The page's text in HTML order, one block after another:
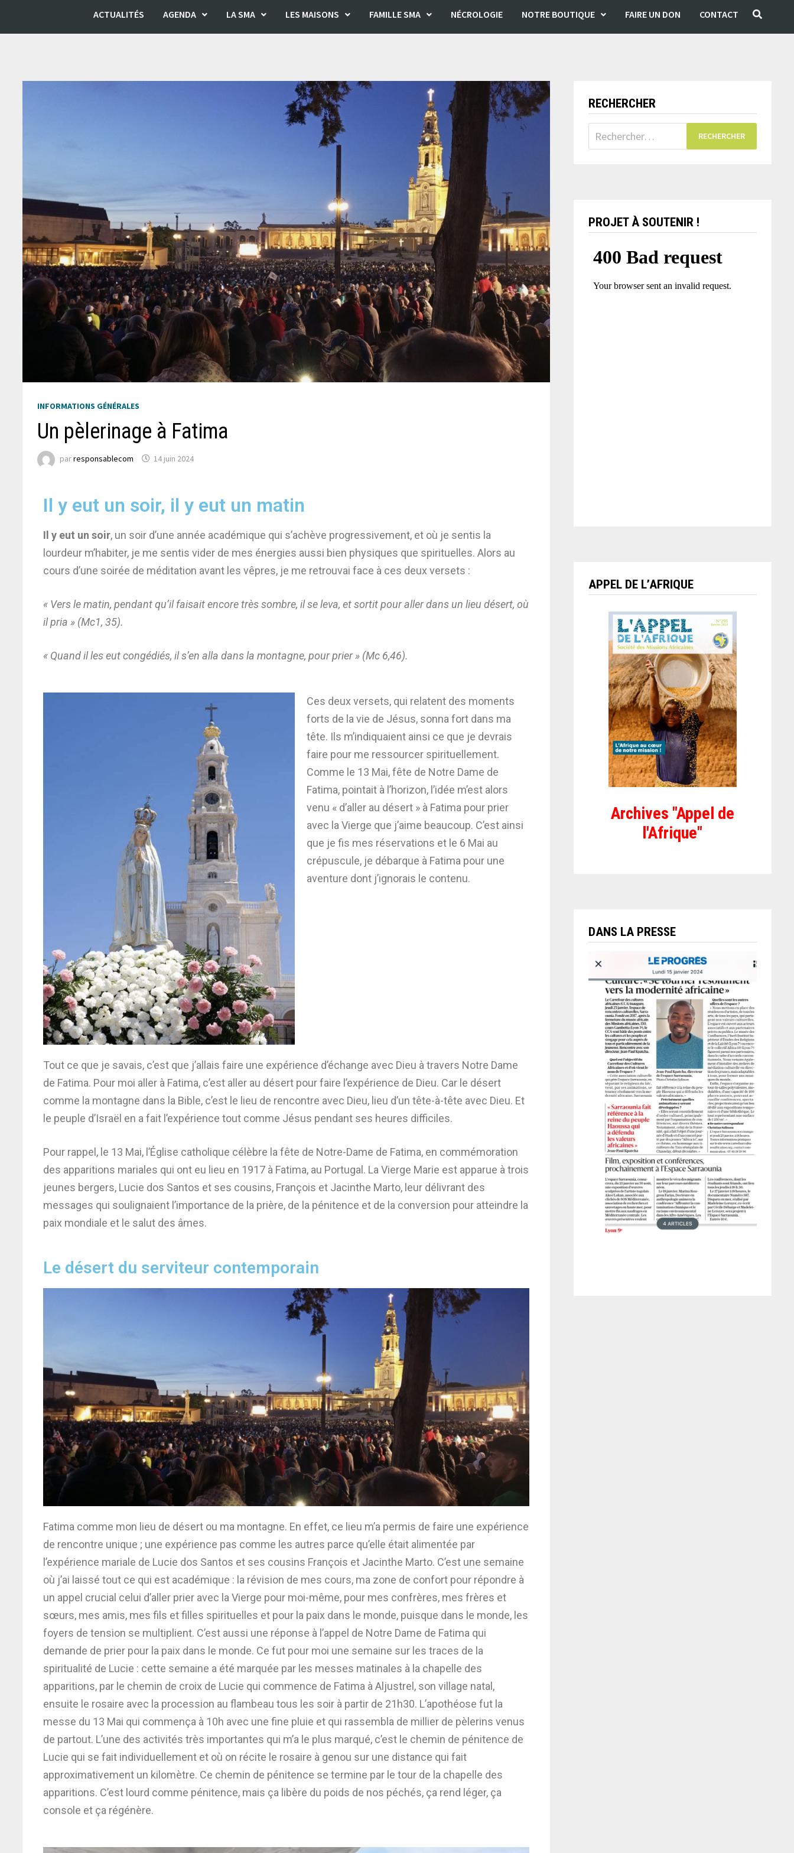
ACTUALITÉS AGENDA LA SMA LES MAISONS FAMILLE SMA NÉCROLOGIE NOTRE BOUTIQUE FAIRE UN DON CONTACT
INFORMATIONS GÉNÉRALES
Un pèlerinage à Fatima
parresponsablecom 14 juin 2024
Il y eut un soir, il y eut un matin
Il y eut un soir, un soir d’une année académique qui s’achève progressivement, et où je sentis la
lourdeur m’habiter, je me sentis vider de mes énergies aussi bien physiques que spirituelles. Alors au
cours d’une soirée de méditation avant les vêpres, je me retrouvai face à ces deux versets :
« Vers le matin, pendant qu’il faisait encore très sombre, il se leva, et sortit pour aller dans un lieu désert, où
il pria » (Mc1, 35).
« Quand il les eut congédiés, il s’en alla dans la montagne, pour prier » (Mc 6,46).
Ces deux versets, qui relatent des moments
forts de la vie de Jésus, sonna fort dans ma
tête. Ils m’indiquaient ainsi ce que je devrais
faire pour me ressourcer spirituellement.
Comme le 13 Mai, fête de Notre Dame de
Fatima, pointait à l’horizon, l’idée m’est alors
venu « d’aller au désert » à Fatima pour prier
avec la Vierge que j’aime beaucoup. C’est ainsi
que je fis mes réservations et le 6 Mai au
crépuscule, je débarque à Fatima pour une
aventure dont j’ignorais le contenu.
Tout ce que je savais, c’est que j’allais faire une expérience d’échange avec Dieu à travers Notre Dame
de Fatima. Pour moi aller à Fatima, c’est aller au désert pour faire l’expérience de Dieu. Car le désert
comme la montagne dans la Bible, c’est le lieu de rencontre avec Dieu, lieu d’un tête-à-tête avec Dieu. Et
le peuple d’Israël en a fait l’expérience tout comme Jésus pendant ses heures difficiles.
Pour rappel, le 13 Mai, l’Église catholique célèbre la fête de Notre-Dame de Fatima, en commémoration
des apparitions mariales qui ont eu lieu en 1917 à Fatima, au Portugal. La Vierge Marie est apparue à trois
jeunes bergers, Lucie dos Santos et ses cousins, François et Jacinthe Marto, leur délivrant des
messages qui soulignaient l’importance de la prière, de la pénitence et de la conversion pour atteindre la
paix mondiale et le salut des âmes.
Le désert du serviteur contemporain
Fatima comme mon lieu de désert ou ma montagne. En effet, ce lieu m’a permis de faire une expérience
de rencontre unique ; une expérience pas comme les autres parce qu’elle était alimentée par
l’expérience mariale de Lucie dos Santos et ses cousins François et Jacinthe Marto. C’est une semaine
où j’ai laissé tout ce qui est académique : la révision de mes cours, ma zone de confort pour répondre à
un appel crucial celui d’aller prier avec la Vierge pour moi-même, pour mes confrères, mes frères et
sœurs, mes amis, mes fils et filles spirituelles et pour la paix dans le monde, puisque dans le monde, les
foyers de tension se multiplient. C’est aussi une réponse à l’appel de Notre Dame de Fatima qui
demande de prier pour la paix dans le monde. Ce fut pour moi une semaine sur les traces de la
spiritualité de Lucie : cette semaine a été marquée par les messes matinales à la chapelle des
apparitions, par le chemin de croix de Lucie qui commence de Fatima à Aljustrel, son village natal,
ensuite le rosaire avec la procession au flambeau tous les soir à partir de 21h30. L’apothéose fut la
messe du 13 Mai qui commença à 10h avec une fine pluie et qui rassembla de millier de pèlerins venus
de partout. L’une des activités très importantes qui m’a le plus marqué, c’est le chemin de pénitence de
Lucie qui se fait individuellement et où on récite le rosaire à genou sur une distance qui fait
approximativement un kilomètre. Ce chemin de pénitence se termine par le tour de la chapelle des
apparitions. C’est lourd comme pénitence, mais ça libère du poids de nos péchés, ça rend léger, ça
console et ça régénère.
RECHERCHER
PROJET À SOUTENIR !
APPEL DE L’AFRIQUE
Archives "Appel de
l'Afrique"
DANS LA PRESSE